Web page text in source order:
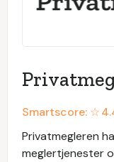
Smartscore: ☆
Privatmegleren
meglertjenester